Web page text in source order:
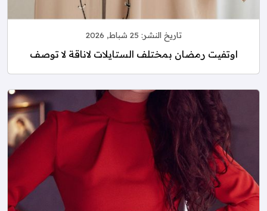
تاريخ النشر: 25 شباط, 2026
اوتفيت رمضان بمختلف الستايلات لاناقة لا توصف